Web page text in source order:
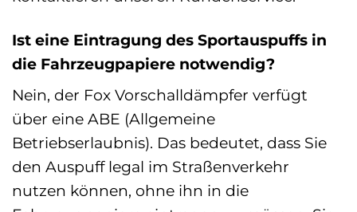
Ist eine Eintragung des Sportauspuffs in
die Fahrzeugpapiere notwendig?
Nein, der Fox Vorschalldämpfer verfügt
über eine ABE (Allgemeine
Betriebserlaubnis). Das bedeutet, dass Sie
den Auspuff legal im Straßenverkehr
nutzen können, ohne ihn in die